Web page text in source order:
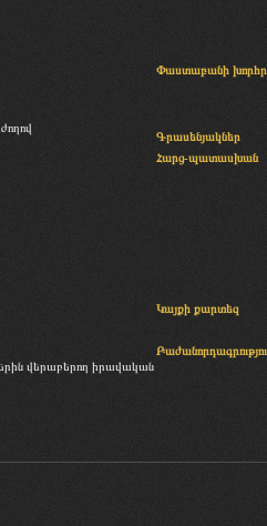
Փաստաբանի
Գրասենյակներ
Հարց-պատասխան
վերաբերող իրավական
Կայքի քարտեզ